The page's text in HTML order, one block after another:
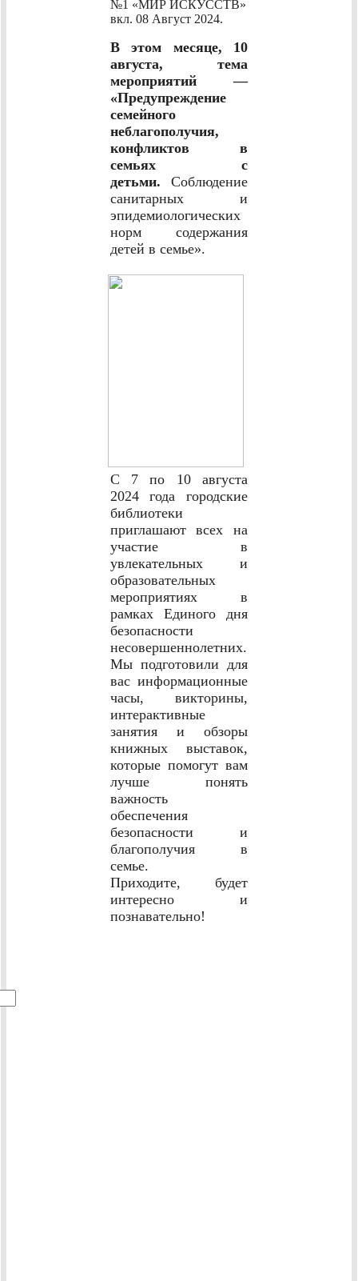
№1 «МИР ИСКУССТВ»
вкл. 08 Август 2024.
В этом месяце, 10
августа, тема
мероприятий —
«Предупреждение
семейного
неблагополучия,
конфликтов в
семьях с
детьми. Соблюдение
санитарных и
эпидемиологических
норм содержания
детей в семье».
С 7 по 10 августа
2024 года городские
библиотеки
приглашают всех на
участие в
увлекательных и
образовательных
мероприятиях в
рамках Единого дня
безопасности
несовершеннолетних.
Мы подготовили для
вас информационные
часы, викторины,
интерактивные
занятия и обзоры
книжных выставок,
которые помогут вам
лучше понять
важность
обеспечения
безопасности и
благополучия в
семье.
Приходите, будет
интересно и
познавательно!